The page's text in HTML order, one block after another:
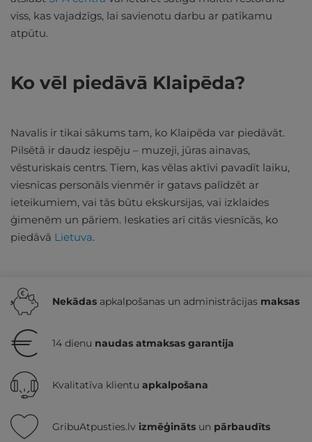
viss, kas vajadzīgs, lai savienotu darbu ar patīkamu
atpūtu.
Ko vēl piedāvā Klaipēda?
Navalis ir tikai sākums tam, ko Klaipēda var piedāvāt.
Pilsētā ir daudz iespēju – muzeji, jūras ainavas,
vēsturiskais centrs. Tiem, kas vēlas aktīvi pavadīt laiku,
viesnīcas personāls vienmēr ir gatavs palīdzēt ar
ieteikumiem, vai tās būtu ekskursijas, vai izklaides
ģimenēm un pāriem. Ieskaties arī citās viesnīcās, ko
piedāvā Lietuva.
Nekādas apkalpošanas un administrācijas maksas
14 dienu naudas atmaksas garantija
Kvalitatīva klientu apkalpošana
GribuAtpusties.lv izmēģināts un pārbaudīts